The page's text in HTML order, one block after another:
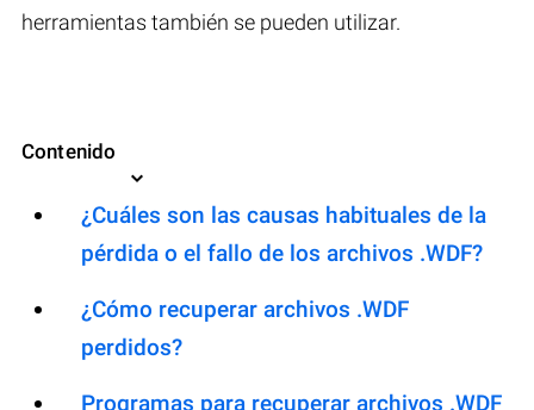
herramientas también se pueden utilizar.
Contenido
¿Cuáles son las causas habituales de la
pérdida o el fallo de los archivos .WDF?
¿Cómo recuperar archivos .WDF
perdidos?
Programas para recuperar archivos .WDF